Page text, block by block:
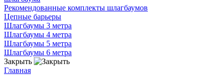
Рекомендованные комплекты шлагбаумов
Цепные барьеры
Шлагбаумы 3 метра
Шлагбаумы 4 метра
Шлагбаумы 5 метра
Шлагбаумы 6 метра
Закрыть
Главная